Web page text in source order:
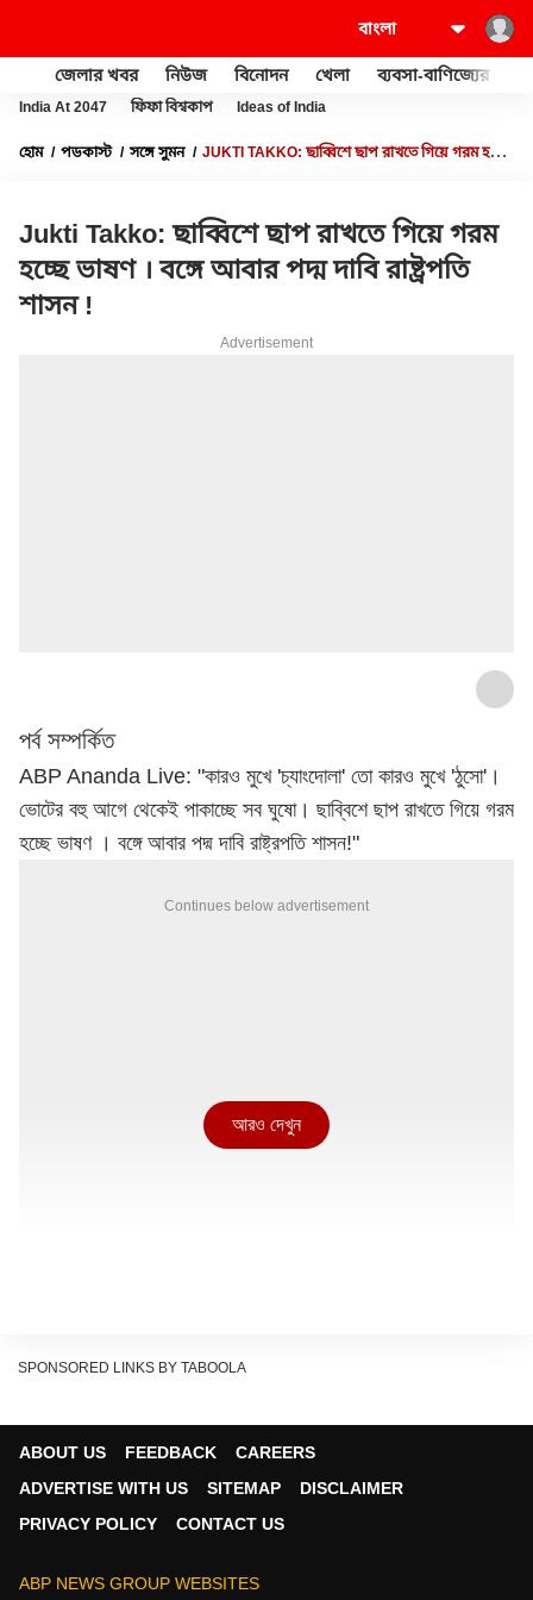
জেলার খবর নিউজ বিনোদন খেলা ব্যবসা-বাণিজ্যের
India At 2047 ফিফা বিশ্বকাপ Ideas of India
হোম পডকাস্ট সঙ্গে সুমন
JUKTI TAKKO: ছাব্বিশে ছাপ রাখতে গিয়ে গরম হচ্ছে
Jukti Takko: ছাব্বিশে ছাপ রাখতে গিয়ে গরম
হচ্ছে ভাষণ । বঙ্গে আবার পদ্ম দাবি রাষ্ট্রপতি
শাসন !
Advertisement
পর্ব সম্পর্কিত
ABP Ananda Live: "কারও মুখে 'চ্যাংদোলা' তো কারও মুখে 'ঠুসো'।
ভোটের বহু আগে থেকেই পাকাচ্ছে সব ঘুষো। ছাব্বিশে ছাপ রাখতে গিয়ে গরম
হচ্ছে ভাষণ । বঙ্গে আবার পদ্ম দাবি রাষ্ট্রপতি শাসন!"
Continues below advertisement
Subscribe to our YouTube channel here:
https://www.youtube.com/user/abpanandatv
আরও দেখুন
SPONSORED LINKS BY TABOOLA
ABOUT US FEEDBACK
CAREERS
ADVERTISE WITH US
SITEMAP
DISCLAIMER
PRIVACY POLICY
CONTACT US
ABP NEWS GROUP WEBSITES